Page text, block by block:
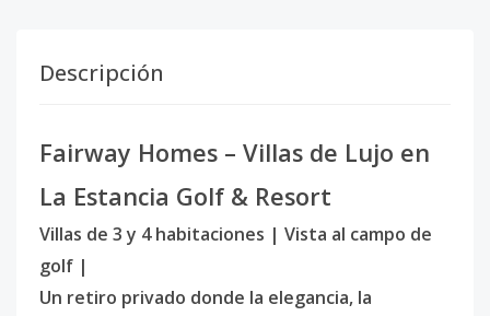
Descripción
Fairway Homes – Villas de Lujo en
La Estancia Golf & Resort
Villas de 3 y 4 habitaciones | Vista al campo de
golf |
Un retiro privado donde la elegancia, la